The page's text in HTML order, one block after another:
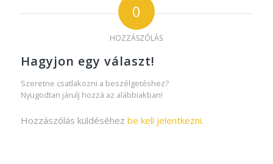
0
HOZZÁSZÓLÁS
Hagyjon egy választ!
Szeretne csatlakozni a beszélgetéshez?
Nyugodtan járulj hozzá az alábbiakban!
Hozzászólás küldéséhez be kell jelentkezni.